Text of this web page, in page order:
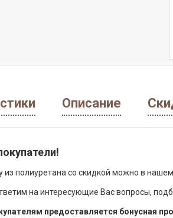
Описание
из полиуретана со скидкой можно в
на интересующие Вас вопросы,
предоставляется бонусная